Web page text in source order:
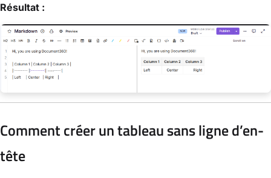
Résultat :
Comment créer un tableau sans ligne d’en-
tête